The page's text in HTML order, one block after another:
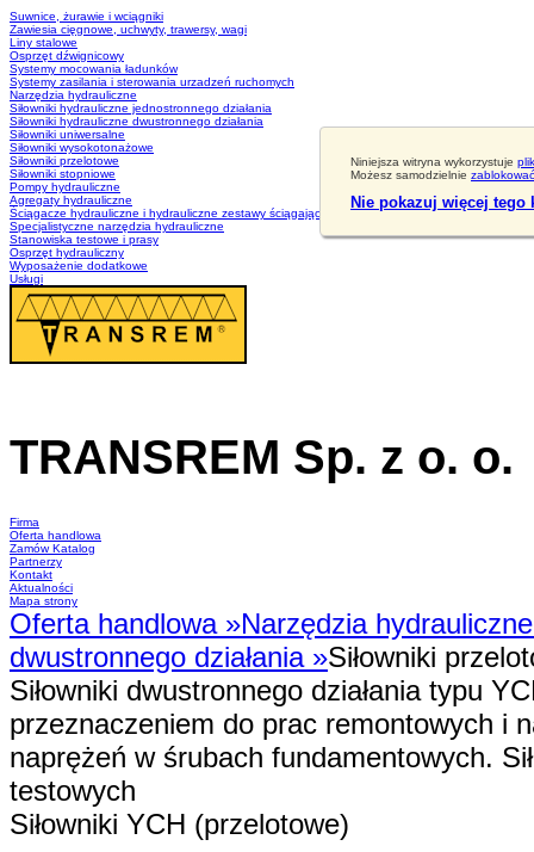
Niniejsza witryna wykorzystuje
Możesz samodzielnie
Nie pokazuj więcej tego
Suwnice, żurawie i wciągniki
Zawiesia cięgnowe, uchwyty, trawersy, wagi
Liny stalowe
Osprzęt dźwignicowy
Systemy mocowania ładunków
Systemy zasilania i sterowania urzadzeń ruchomych
Narzędzia hydrauliczne
Siłowniki hydrauliczne jednostronnego działania
Siłowniki hydrauliczne dwustronnego działania
Siłowniki uniwersalne
Siłowniki wysokotonażowe
Siłowniki przelotowe
Siłowniki stopniowe
Pompy hydrauliczne
Agregaty hydrauliczne
Ściągacze hydrauliczne i hydrauliczne zestawy ściągające
Specjalistyczne narzędzia hydrauliczne
Stanowiska testowe i prasy
Osprzęt hydrauliczny
Wyposażenie dodatkowe
Usługi
TRANSREM Sp. z o. o.
Firma
Oferta handlowa
Zamów Katalog
Partnerzy
Kontakt
Aktualności
Mapa strony
Oferta handlowa »Narzędzia
dwustronnego działania »Siłowniki
Siłowniki dwustronnego działania typu
przeznaczeniem do prac remontowych i
naprężeń w śrubach fundamentowych.
testowych
Siłowniki YCH (przelotowe)